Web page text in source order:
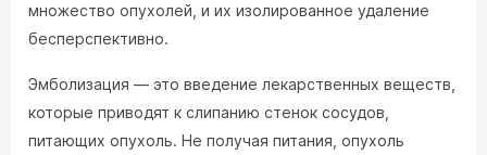
множество опухолей, и их изолированное удаление
бесперспективно.
Эмболизация — это введение лекарственных веществ,
которые приводят к слипанию стенок сосудов,
питающих опухоль. Не получая питания, опухоль